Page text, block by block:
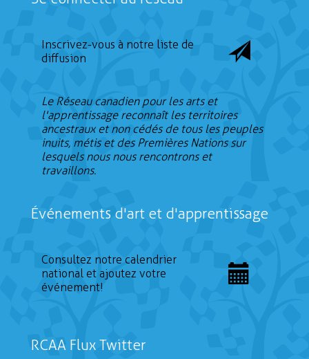
Inscrivez-vous à notre liste de
diffusion
Le Réseau canadien pour les arts et
l'apprentissage reconnaît les territoires
ancestraux et non cédés de tous les peuples
inuits, métis et des Premières Nations sur
lesquels nous nous rencontrons et
travaillons.
Événements d'art et d'apprentissage
Consultez notre calendrier
national et ajoutez votre
événement!
RCAA Flux Twitter